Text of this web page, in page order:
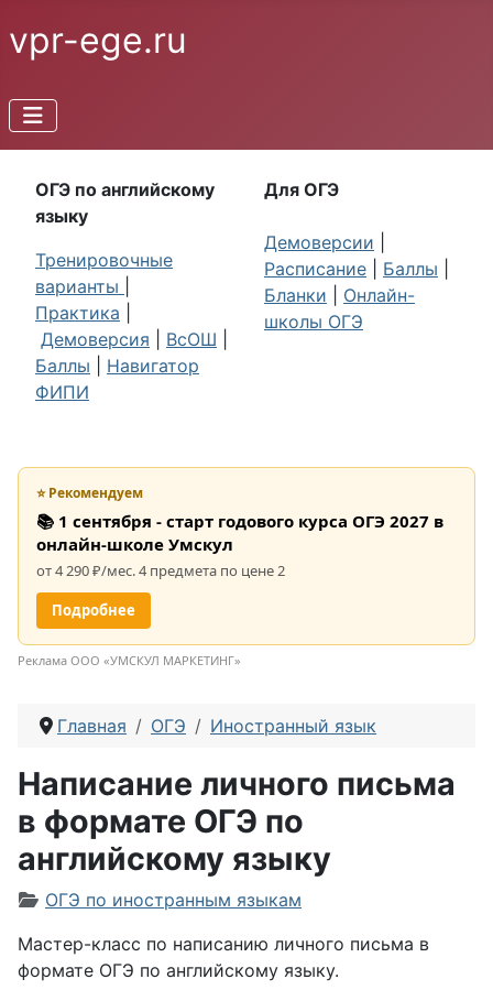
vpr-ege.ru
ОГЭ по английскому
языку
Тренировочные
варианты
Практика
Демоверсия
ВсОШ
Баллы
Навигатор
ФИПИ
Для ОГЭ
Демоверсии
Расписание
Баллы
Бланки
Онлайн-
школы ОГЭ
⭐ Рекомендуем
📚 1 сентября - старт годового курса ОГЭ 2027 в
онлайн-школе Умскул
от 4 290 ₽/мес. 4 предмета по цене 2
Подробнее
Реклама ООО «УМСКУЛ МАРКЕТИНГ»
Главная ОГЭ Иностранный язык
Написание личного письма
в формате ОГЭ по
английскому языку
Информация о материале
ОГЭ по иностранным языкам
Мастер-класс по написанию личного письма в
формате ОГЭ по английскому языку.